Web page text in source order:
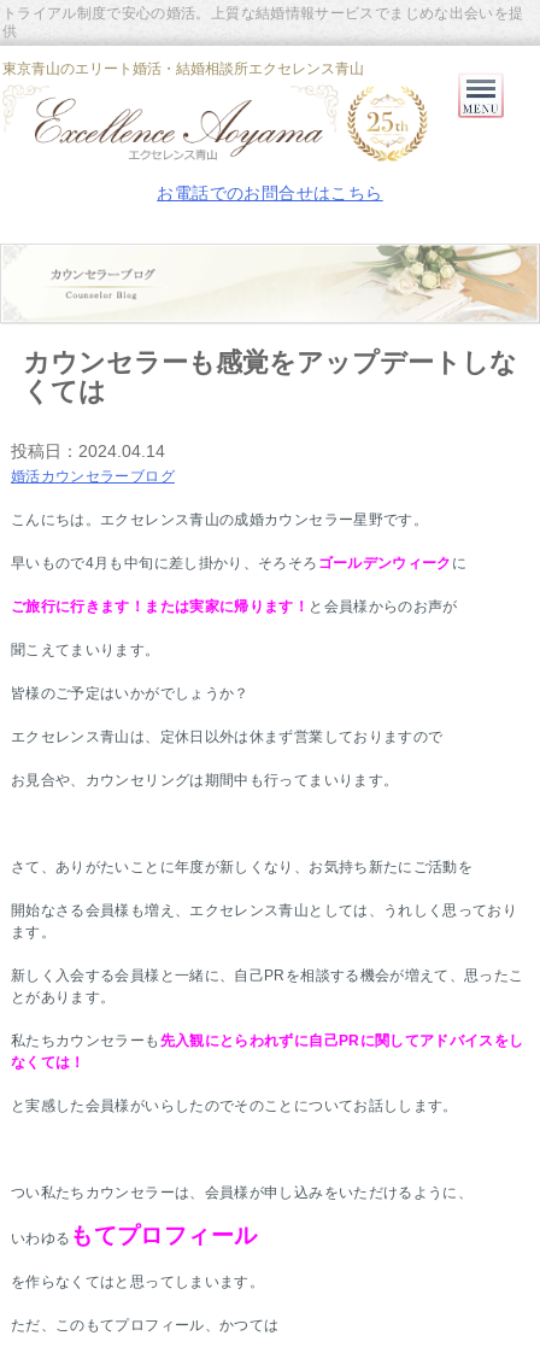
東京青山のエリート婚活・結婚相談所エクセレンス青山
トライアル制度で安心の婚活。上質な結婚情報サービスでまじめな出会いを提
供
お電話でのお問合せはこちら
カウンセラーも感覚をアップデートしな
くては
投稿日： 2024.04.14
婚活カウンセラーブログ
こんにちは。エクセレンス青山の成婚カウンセラー星野です。
早いもので4月も中旬に差し掛かり、そろそろ ゴールデンウィーク に
ご旅行に行きます！または実家に帰ります！ と会員様からのお声が
聞こえてまいります。
皆様のご予定はいかがでしょうか？
エクセレンス青山は、定休日以外は休まず営業しておりますので
お見合や、カウンセリングは期間中も行ってまいります。
さて、ありがたいことに年度が新しくなり、お気持ち新たにご活動を
開始なさる会員様も増え、エクセレンス青山としては、うれしく思っており
ます。
新しく入会する会員様と一緒に、自己PRを相談する機会が増えて、思ったこ
とがあります。
私たちカウンセラーも 先入観にとらわれずに自己PRに関してアドバイスをし
なくては！
と実感した会員様がいらしたのでそのことについてお話しします。
つい私たちカウンセラーは、会員様が申し込みをいただけるように、
いわゆる もてプロフィール
を作らなくてはと思ってしまいます。
ただ、このもてプロフィール、かつては